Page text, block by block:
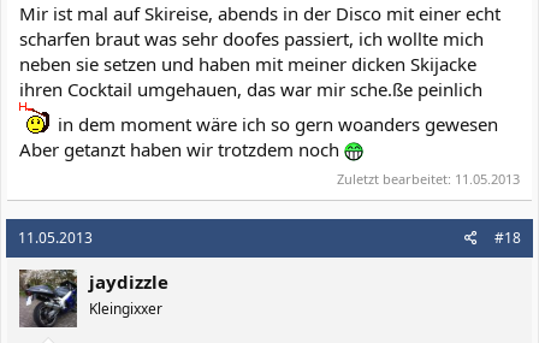
Mir ist mal auf Skireise, abends in der Disco mit einer echt
scharfen braut was sehr doofes passiert, ich wollte mich
neben sie setzen und haben mit meiner dicken Skijacke
ihren Cocktail umgehauen, das war mir sche.ße peinlich
in dem moment wäre ich so gern woanders gewesen
Aber getanzt haben wir trotzdem noch
Zuletzt bearbeitet: 11.05.2013
11.05.2013 #18
jaydizzle
Kleingixxer